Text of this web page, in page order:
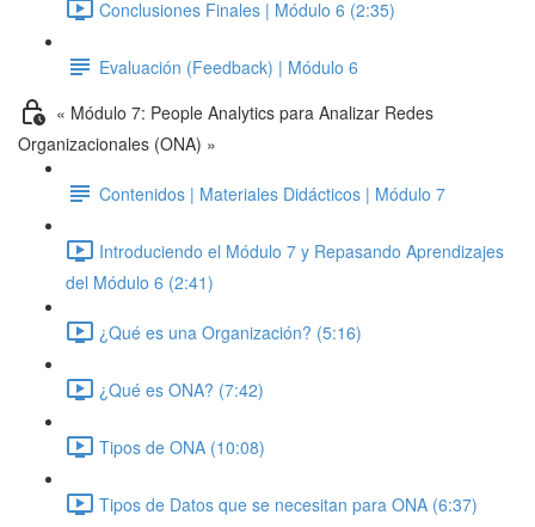
Conclusiones Finales | Módulo 6 (2:35)
Evaluación (Feedback) | Módulo 6
« Módulo 7: People Analytics para Analizar Redes
Organizacionales (ONA) »
Contenidos | Materiales Didácticos | Módulo 7
Introduciendo el Módulo 7 y Repasando Aprendizajes
del Módulo 6 (2:41)
¿Qué es una Organización? (5:16)
¿Qué es ONA? (7:42)
Tipos de ONA (10:08)
Tipos de Datos que se necesitan para ONA (6:37)